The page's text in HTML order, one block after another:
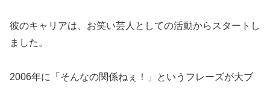
彼のキャリアは、お笑い芸人としての活動からスタートし
ました。
2006年に「そんなの関係ねぇ！」というフレーズが大ブ